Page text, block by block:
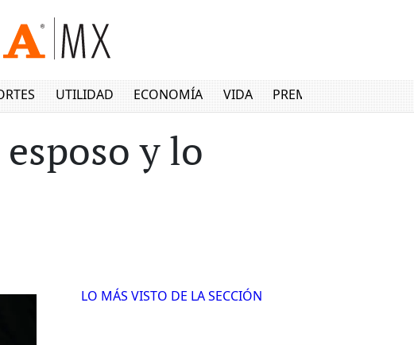
UTILIDAD ECONOMÍA VIDA PREMIUM
y lo
LO MÁS VISTO DE LA SECCIÓN